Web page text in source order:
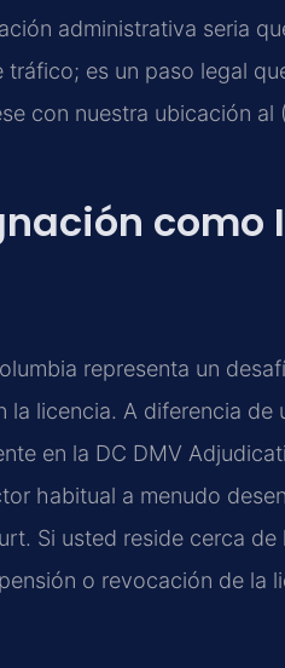
administrativa seria
es un paso legal
con nuestra ubicación
como
representa un
la licencia. A diferencia de
en la DC DMV
habitual a menudo
Si usted reside cerca
o revocación de la